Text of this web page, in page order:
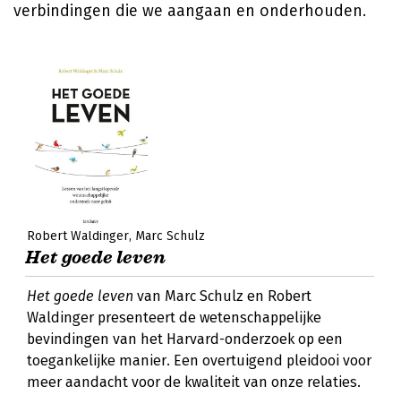
verbindingen die we aangaan en onderhouden.
Robert Waldinger Marc Schulz
Het goede leven
Het goede leven van Marc Schulz en Robert
Waldinger presenteert de wetenschappelijke
bevindingen van het Harvard-onderzoek op een
toegankelijke manier. Een overtuigend pleidooi voor
meer aandacht voor de kwaliteit van onze relaties.